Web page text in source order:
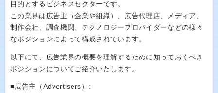
目的とするビジネスセクターです。
この業界は広告主（企業や組織）、広告代理店、メディア、
制作会社、調査機関、テクノロジープロバイダーなどの様々
なポジションによって構成されています。
以下にて、広告業界の概要を理解するために知っておくべき
ポジションについてご紹介いたします。
■広告主（Advertisers）: